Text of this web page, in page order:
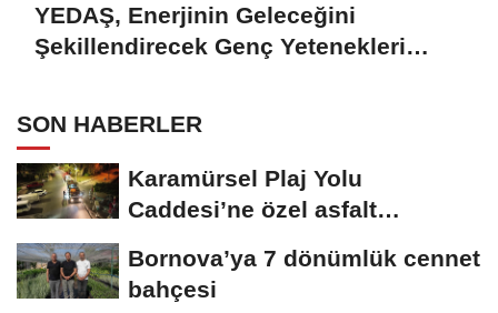
YEDAŞ, Enerjinin Geleceğini
Şekillendirecek Genç Yetenekleri
SON HABERLER
Karamürsel Plaj Yolu
Caddesi’ne özel asfalt
Bornova’ya 7 dönümlük cennet
bahçesi